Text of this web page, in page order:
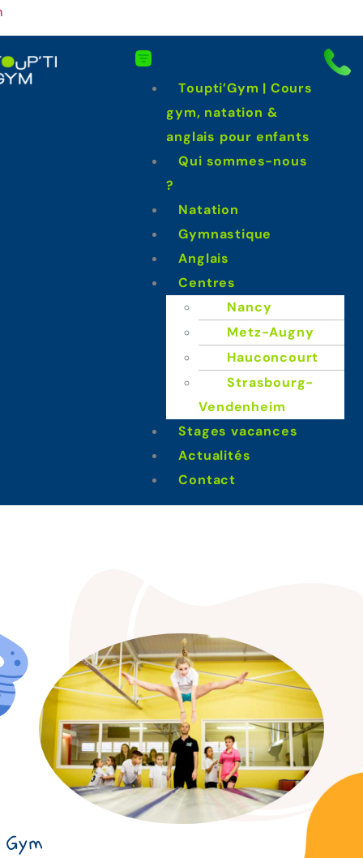
Toupti’Gym | Cours
gym, natation &
anglais pour enfants
Qui sommes-nous
?
Natation
Gymnastique
Anglais
Centres
Nancy
Metz-Augny
Hauconcourt
Strasbourg-
Vendenheim
Stages vacances
Actualités
Contact